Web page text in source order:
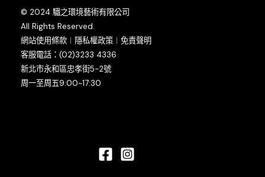
© 2024 驖之環境藝術有限公司
All Rights Reserved.
網站使用條款︱隱私權政策︱免責聲明
客服電話：(02)3233 4336
新北市永和區忠孝街5-2號
周一至周五9:00~17:30